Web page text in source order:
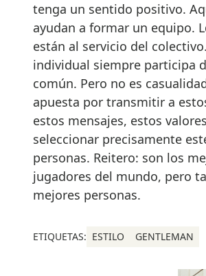
tenga un sentido positivo.
ayudan a formar un equipo.
están al servicio del
individual siempre participa
común. Pero no es
apuesta por transmitir a
estos mensajes, estos
seleccionar precisamente
personas. Reitero: son los
jugadores del mundo, pero
mejores personas.
ETIQUETAS: ESTILO GENTLEMAN